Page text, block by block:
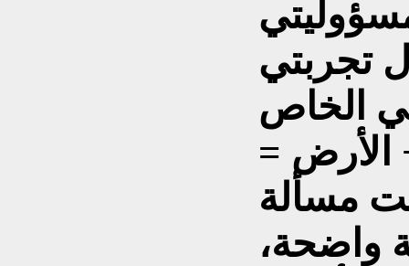
تجربتي
الخاص
الأرض =
مسألة
واضحة،